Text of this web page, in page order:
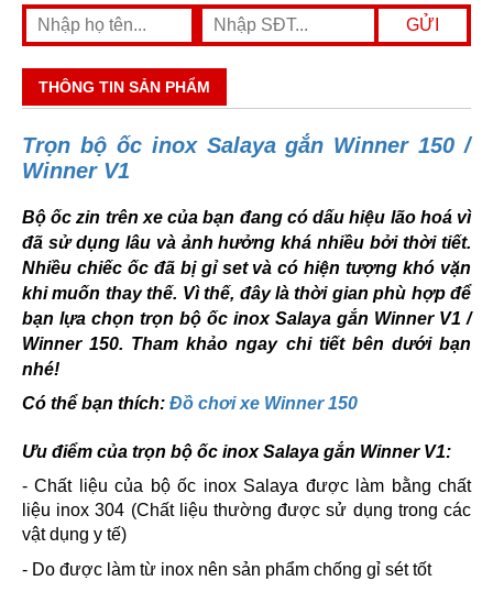
THÔNG TIN SẢN PHẨM
Trọn bộ ốc inox Salaya gắn Winner 150 /
Winner V1
Bộ ốc zin trên xe của bạn đang có dấu hiệu lão hoá vì
đã sử dụng lâu và ảnh hưởng khá nhiều bởi thời tiết.
Nhiều chiếc ốc đã bị gỉ set và có hiện tượng khó vặn
khi muốn thay thế. Vì thế, đây là thời gian phù hợp để
bạn lựa chọn trọn bộ ốc inox Salaya gắn Winner V1 /
Winner 150. Tham khảo ngay chi tiết bên dưới bạn
nhé!
Có thể bạn thích: Đồ chơi xe Winner 150
Ưu điểm của trọn bộ ốc inox Salaya gắn Winner V1:
- Chất liệu của bộ ốc inox Salaya được làm bằng chất
liệu inox 304 (Chất liệu thường được sử dụng trong các
vật dụng y tế)
- Do được làm từ inox nên sản phẩm chống gỉ sét tốt